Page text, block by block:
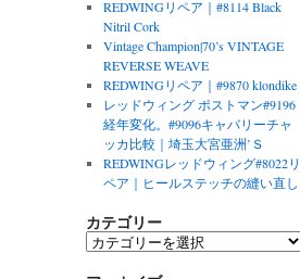
REDWINGリペア｜#8114 Black
Nitril Cork
Vintage Champion|70’s VINTAGE
REVERSE WEAVE
REDWINGリペア｜#9870 klondike
レッドウィング ポストマン#9196
経年変化。#9096キャバリーチャ
ッカ比較｜埼玉大宮亜洲’Ｓ
REDWINGレッドウィング#8022リ
ペア｜ヒールステッチの縫い直し
カテゴリー
カ